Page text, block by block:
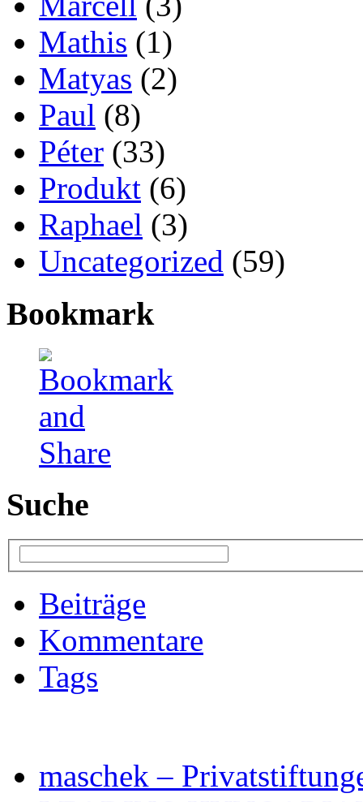
Mathis (1)
Matyas (2)
Paul (8)
Péter (33)
Produkt (6)
Raphael (3)
Uncategorized (59)
Bookmark
Suche
Beiträge
Kommentare
Tags
maschek –